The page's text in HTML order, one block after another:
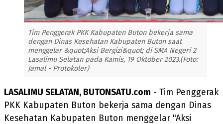
Tim Penggerak PKK Kabupaten Buton bekerja sama
dengan Dinas Kesehatan Kabupaten Buton saat
menggelar &quot;Aksi Bergizi&quot; di SMA Negeri 2
Lasalimu Selatan pada Kamis, 19 Oktober 2023.(Foto:
Jamal - Protokoler)
LASALIMU SELATAN, BUTONSATU.com - Tim Penggerak
PKK Kabupaten Buton bekerja sama dengan Dinas
Kesehatan Kabupaten Buton menggelar "Aksi